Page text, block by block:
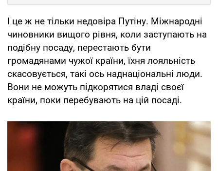
І це ж не тільки недовіра Путіну. Міжнародні
чиновники вищого рівня, коли заступають на
подібну посаду, перестають бути
громадянами чужої країни, їхня лояльність
скасовується, такі ось наднаціональні люди.
Вони не можуть підкорятися владі своєї
країни, поки перебувають на цій посаді.